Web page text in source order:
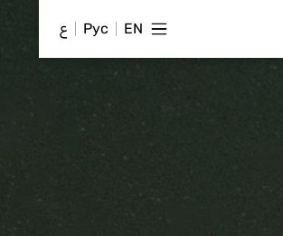
EN
Рус ع